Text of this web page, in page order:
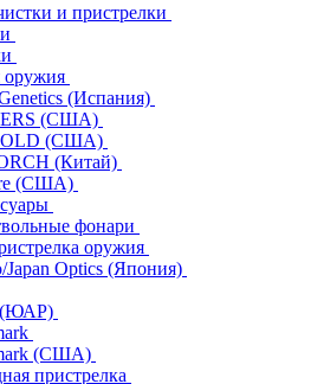
и пристрелки
оружия
(Испания)
(США)
(США)
(Китай)
(США)
фонари
оружия
Japan Optics (Япония)
(ЮАР)
(США)
пристрелка